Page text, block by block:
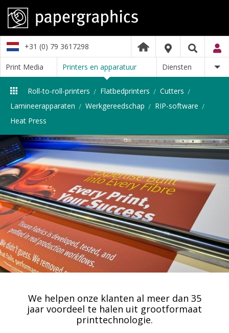
+31 (0) 79 3617298
Print Media Printers en apparatuur Diensten
Roll-to-roll-printers Flatbedprinters
Cutters
Lamineerapparaten
Werkgereedschap
RIP-software
Heat Press
We helpen onze klanten al meer dan 35
jaar voordeel te halen uit grootformaat
printtechnologie.